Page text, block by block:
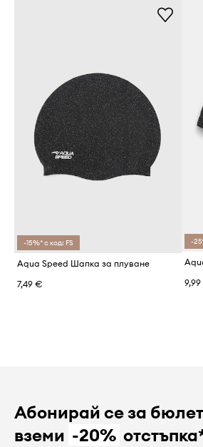
-15%* с код: FS
Aqua Speed Шапка за плуване
7,49 €
-
Абонирай се за
вземи -20%